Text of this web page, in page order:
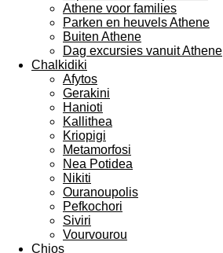
Athene voor families
Parken en heuvels Athene
Buiten Athene
Dag excursies vanuit Athene
Chalkidiki
Afytos
Gerakini
Hanioti
Kallithea
Kriopigi
Metamorfosi
Nea Potidea
Nikiti
Ouranoupolis
Pefkochori
Siviri
Vourvourou
Chios